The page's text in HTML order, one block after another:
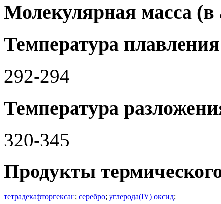
Молекулярная масса (в
Температура
292-294
Температура
320-345
Продукты
тетрадекафторгексан; серебро; углерода(IV) оксид;